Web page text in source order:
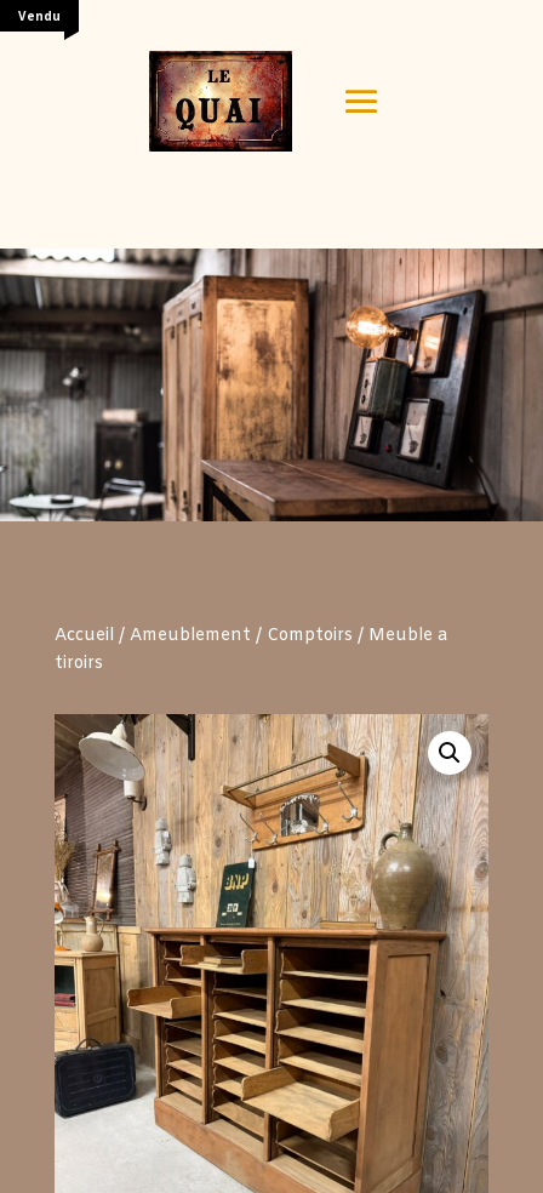
Vendu
Your content goes here. Edit or remove this text inline
or in the module Content settings. You can also style
every aspect of this content in the module Design
settings and even apply custom CSS to this text in the
module Advanced settings.
Accueil / Ameublement / Comptoirs / Meuble a
tiroirs